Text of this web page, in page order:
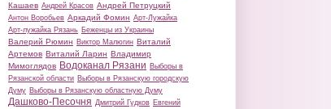
Кашаев Андрей Красов Андрей Петруцкий
Антон Воробьев Аркадий Фомин Арт-Лужайка
Арт-лужайка Рязань Беженцы из Украины
Валерий Рюмин Виктор Малюгин Виталий
Артемов Виталий Ларин Владимир
Мимоглядов Водоканал Рязани Выборы в
Рязанской области Выборы в Рязанскую городскую
Думу Выборы в Рязанскую областную Думу
Дашково-Песочня Дмитрий Гудков Евгений